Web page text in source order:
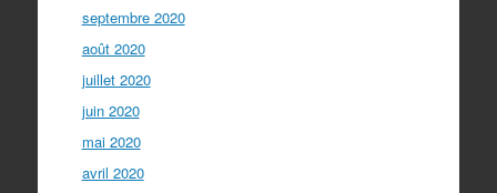
septembre 2020
août 2020
juillet 2020
juin 2020
mai 2020
avril 2020